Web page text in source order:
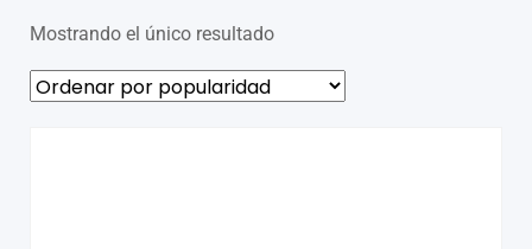
Mostrando el único resultado